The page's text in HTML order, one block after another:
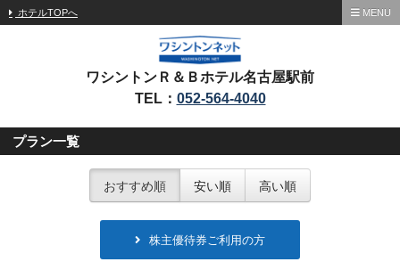
ホテルTOPへ MENU
ワシントンＲ＆Ｂホテル名古屋駅前
TEL： 052-564-4040
プラン一覧
おすすめ順 安い順 高い順
株主優待券ご利用の方